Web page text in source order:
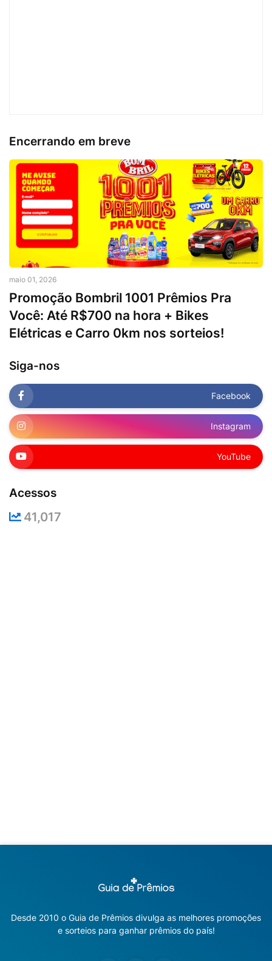
Encerrando em breve
maio 01, 2026
Promoção Bombril 1001 Prêmios Pra
Você: Até R$700 na hora + Bikes
Elétricas e Carro 0km nos sorteios!
Siga-nos
Facebook
Instagram
YouTube
Acessos
41,017
Desde 2010 o Guia de Prêmios divulga as melhores promoções
e sorteios para ganhar prêmios do país!